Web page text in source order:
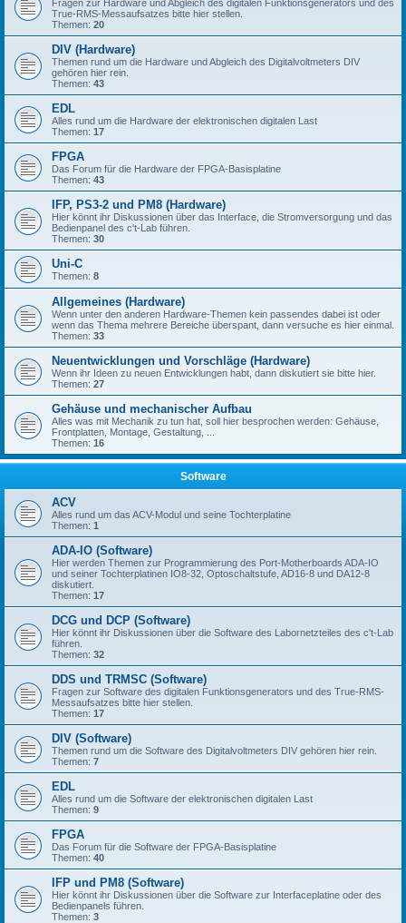
Fragen zur Hardware und Abgleich des digitalen Funktionsgenerators und des
True-RMS-Messaufsatzes bitte hier stellen.
Themen: 20
DIV (Hardware)
Themen rund um die Hardware und Abgleich des Digitalvoltmeters DIV
gehören hier rein.
Themen: 43
EDL
Alles rund um die Hardware der elektronischen digitalen Last
Themen: 17
FPGA
Das Forum für die Hardware der FPGA-Basisplatine
Themen: 43
IFP, PS3-2 und PM8 (Hardware)
Hier könnt ihr Diskussionen über das Interface, die Stromversorgung und das
Bedienpanel des c't-Lab führen.
Themen: 30
Uni-C
Themen: 8
Allgemeines (Hardware)
Wenn unter den anderen Hardware-Themen kein passendes dabei ist oder
wenn das Thema mehrere Bereiche überspant, dann versuche es hier einmal.
Themen: 33
Neuentwicklungen und Vorschläge (Hardware)
Wenn ihr Ideen zu neuen Entwicklungen habt, dann diskutiert sie bitte hier.
Themen: 27
Gehäuse und mechanischer Aufbau
Alles was mit Mechanik zu tun hat, soll hier besprochen werden: Gehäuse,
Frontplatten, Montage, Gestaltung, ...
Themen: 16
Software
ACV
Alles rund um das ACV-Modul und seine Tochterplatine
Themen: 1
ADA-IO (Software)
Hier werden Themen zur Programmierung des Port-Motherboards ADA-IO
und seiner Tochterplatinen IO8-32, Optoschaltstufe, AD16-8 und DA12-8
diskutiert.
Themen: 17
DCG und DCP (Software)
Hier könnt ihr Diskussionen über die Software des Labornetzteiles des c't-Lab
führen.
Themen: 32
DDS und TRMSC (Software)
Fragen zur Software des digitalen Funktionsgenerators und des True-RMS-
Messaufsatzes bitte hier stellen.
Themen: 17
DIV (Software)
Themen rund um die Software des Digitalvoltmeters DIV gehören hier rein.
Themen: 7
EDL
Alles rund um die Software der elektronischen digitalen Last
Themen: 9
FPGA
Das Forum für die Software der FPGA-Basisplatine
Themen: 40
IFP und PM8 (Software)
Hier könnt ihr Diskussionen über die Software zur Interfaceplatine oder des
Bedienpanels führen.
Themen: 3